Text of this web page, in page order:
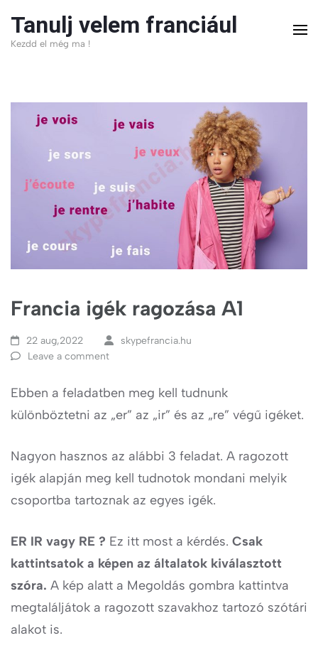
Tanulj velem franciául
Kezdd el még ma !
Francia igék ragozása A1
22 aug,2022
skypefrancia.hu
Leave a comment
Ebben a feladatben meg kell tudnunk
különböztetni az „er” az „ir” és az „re” végű igéket.
Nagyon hasznos az alábbi 3 feladat. A ragozott
igék alapján meg kell tudnotok mondani melyik
csoportba tartoznak az egyes igék.
ER IR vagy RE ? Ez itt most a kérdés. Csak
kattintsatok a képen az általatok kiválasztott
szóra. A kép alatt a Megoldás gombra kattintva
megtaláljátok a ragozott szavakhoz tartozó szótári
alakot is.